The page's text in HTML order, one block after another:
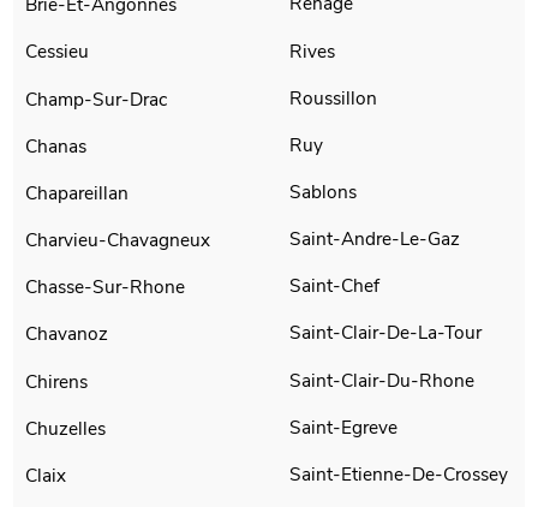
Cessieu
Champ-Sur-Drac
Chanas
Chapareillan
Charvieu-Chavagneux
Chasse-Sur-Rhone
Chavanoz
Chirens
Chuzelles
Claix
Rives
Roussillon
Ruy
Sablons
Saint-Andre-Le-Gaz
Saint-Chef
Saint-Clair-De-La-Tour
Saint-Clair-Du-Rhone
Saint-Egreve
Saint-Etienne-De-Crossey